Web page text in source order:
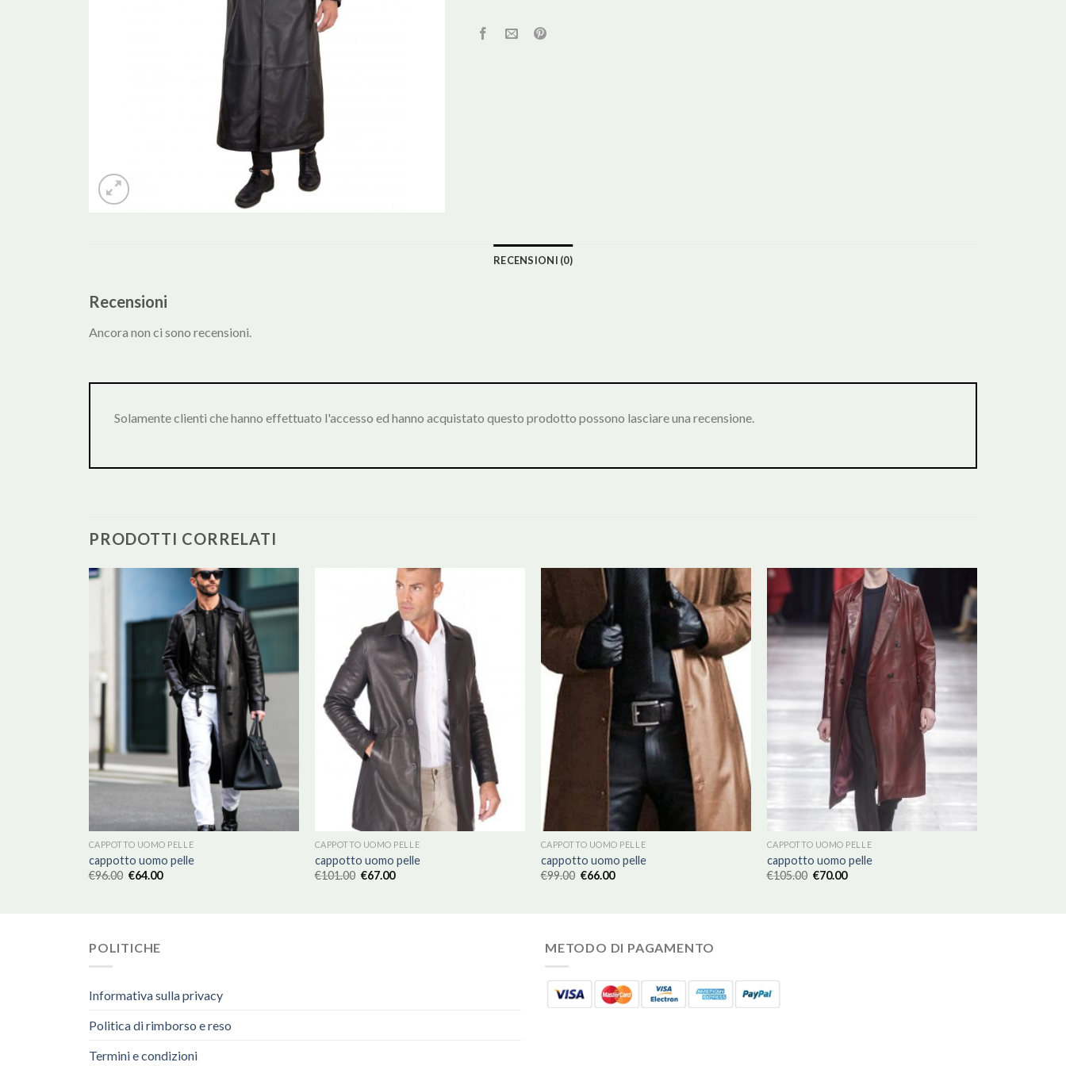
RECENSIONI (0)
Recensioni
Ancora non ci sono recensioni.
Solamente clienti che hanno effettuato l'accesso ed hanno acquistato questo prodotto possono lasciare una recensione.
PRODOTTI CORRELATI
CAPPOTTO UOMO PELLE
cappotto uomo pelle
€96.00 €64.00
CAPPOTTO UOMO PELLE
cappotto uomo pelle
€101.00 €67.00
CAPPOTTO UOMO PELLE
cappotto uomo pelle
€99.00 €66.00
CAPPOTTO UOMO PELLE
cappotto uomo pelle
€105.00 €70.00
POLITICHE
Informativa sulla privacy
Politica di rimborso e reso
Termini e condizioni
METODO DI PAGAMENTO